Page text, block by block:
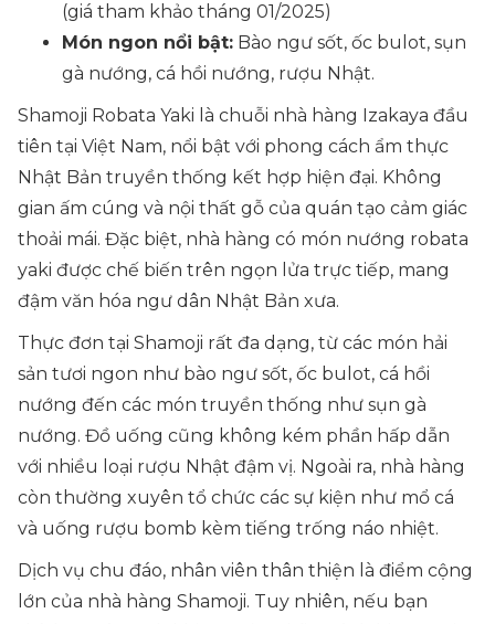
(giá tham khảo tháng 01/2025)
Món ngon nổi bật: Bào ngư sốt, ốc bulot, sụn
gà nướng, cá hồi nướng, rượu Nhật.
Shamoji Robata Yaki là chuỗi nhà hàng Izakaya đầu
tiên tại Việt Nam, nổi bật với phong cách ẩm thực
Nhật Bản truyền thống kết hợp hiện đại. Không
gian ấm cúng và nội thất gỗ của quán tạo cảm giác
thoải mái. Đặc biệt, nhà hàng có món nướng robata
yaki được chế biến trên ngọn lửa trực tiếp, mang
đậm văn hóa ngư dân Nhật Bản xưa.
Thực đơn tại Shamoji rất đa dạng, từ các món hải
sản tươi ngon như bào ngư sốt, ốc bulot, cá hồi
nướng đến các món truyền thống như sụn gà
nướng. Đồ uống cũng không kém phần hấp dẫn
với nhiều loại rượu Nhật đậm vị. Ngoài ra, nhà hàng
còn thường xuyên tổ chức các sự kiện như mổ cá
và uống rượu bomb kèm tiếng trống náo nhiệt.
Dịch vụ chu đáo, nhân viên thân thiện là điểm cộng
lớn của nhà hàng Shamoji. Tuy nhiên, nếu bạn